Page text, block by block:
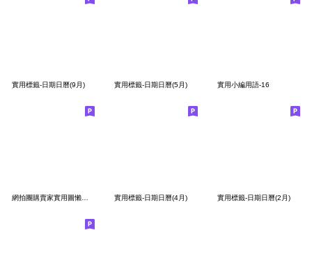
實用標籤-日期日曆(9月) 實用標籤-日期日曆(5月) 實用小編用語-16
實用標籤-日期日曆(4月) 實用標籤-日期日曆(2月)